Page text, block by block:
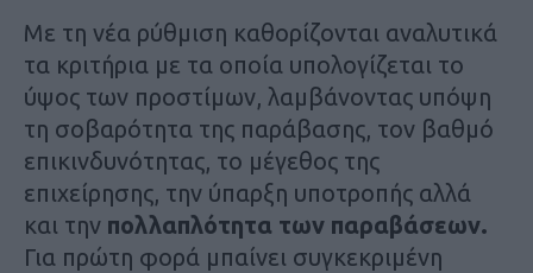
Με τη νέα ρύθμιση καθορίζονται αναλυτικά
τα κριτήρια με τα οποία υπολογίζεται το
ύψος των προστίμων, λαμβάνοντας υπόψη
τη σοβαρότητα της παράβασης, τον βαθμό
επικινδυνότητας, το μέγεθος της
επιχείρησης, την ύπαρξη υποτροπής αλλά
και την πολλαπλότητα των παραβάσεων.
Για πρώτη φορά μπαίνει συγκεκριμένη